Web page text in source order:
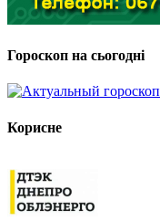
Гороскоп на сьогодні
Корисне